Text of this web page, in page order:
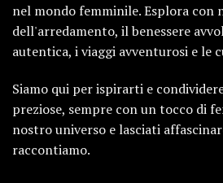
nel mondo femminile. Esplora con
dell'arredamento, il benessere
autentica, i viaggi avventurosi e le
Siamo qui per ispirarti e
preziose, sempre con un tocco di
nostro universo e lasciati
raccontiamo.